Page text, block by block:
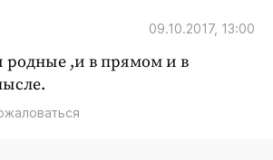
09.10.2017, 13:00
родные ,и в прямом и в